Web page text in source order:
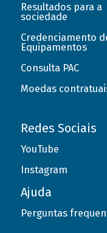
Resultados para a
sociedade
Credenciamento
Equipamentos
Consulta PAC
Moedas
Redes Sociais
YouTube
Instagram
Ajuda
Perguntas